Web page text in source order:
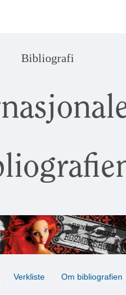
Bibliografi
Verkliste Om bibliografien